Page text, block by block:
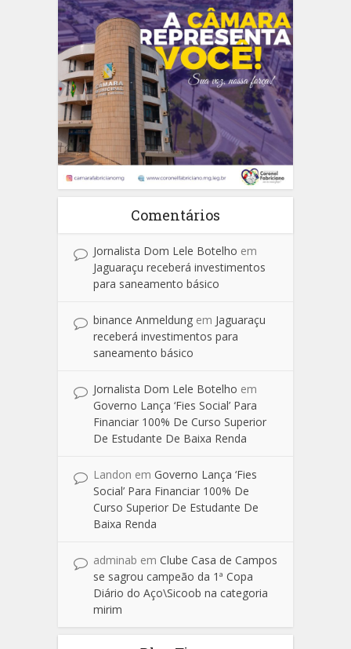
Comentários
Jornalista Dom Lele Botelho em
Jaguaraçu receberá investimentos
para saneamento básico
binance Anmeldung em Jaguaraçu
receberá investimentos para
saneamento básico
Jornalista Dom Lele Botelho em
Governo Lança ‘Fies Social’ Para
Financiar 100% De Curso Superior
De Estudante De Baixa Renda
Landon em Governo Lança ‘Fies
Social’ Para Financiar 100% De
Curso Superior De Estudante De
Baixa Renda
adminab em Clube Casa de Campos
se sagrou campeão da 1ª Copa
Diário do Aço\Sicoob na categoria
mirim